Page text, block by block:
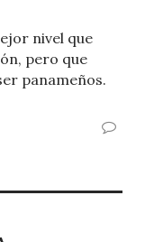
nivel que
pero que
panameños.